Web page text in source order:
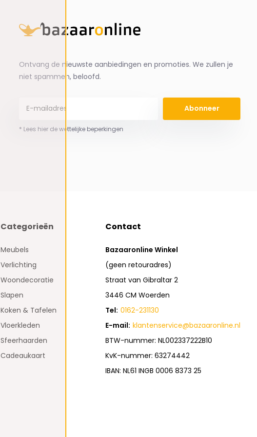
Ontvang de nieuwste aanbiedingen en promoties. We zullen je
niet spammen, beloofd.
Abonneer
* Lees hier de wettelijke beperkingen
Categorieën
Meubels
Verlichting
Woondecoratie
Slapen
Koken & Tafelen
Vloerkleden
Sfeerhaarden
Cadeaukaart
Contact
Bazaaronline Winkel
(geen retouradres)
Straat van Gibraltar 2
3446 CM Woerden
Tel: 0162-231130
E-mail: klantenservice@bazaaronline.nl
BTW-nummer: NL002337222B10
KvK-nummer: 63274442
IBAN: NL61 INGB 0006 8373 25